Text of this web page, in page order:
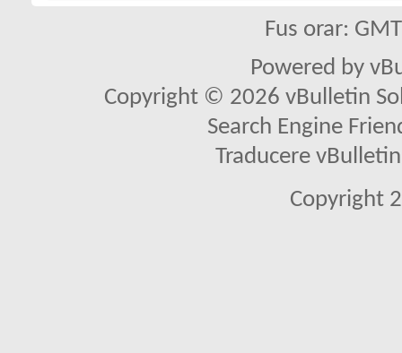
Fus orar:
Powered by
Copyright © 2026 vBulletin
Search Engine
Traducere
Copyright